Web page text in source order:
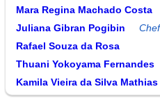
Mara Regina Machado Costa
Juliana Gibran Pogibin
Rafael Souza da Rosa
Thuani Yokoyama Fernandes
Kamila Vieira da Silva Mathias